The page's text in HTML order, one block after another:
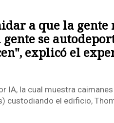
a que la gente
se
explicó el
IA, la cual muestra
custodiando el edificio,